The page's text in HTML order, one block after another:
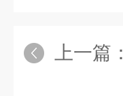
上一篇：